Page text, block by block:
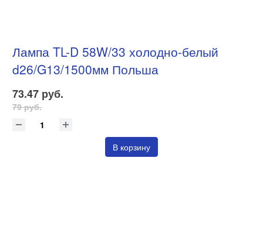
Лампа TL-D 58W/33 холодно-белый
d26/G13/1500мм Польша
73.47 руб.
79 руб.
В корзину